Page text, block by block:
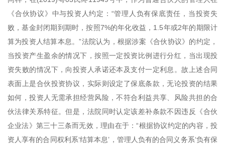
《合伙协议》中与投资人约定：“管理人负有保底责任，当投资失
败，基金封闭期到期时，按照7%的年化收益，1.5年或2年的期限计
算为投资人结算本息。”法院认为，根据涉案《合伙协议》的约定，
当投资产生盈余的情况下，按照一定投资比例进行分红，当出现投
资失败的情况下，向投资人承诺还本及支付一定利息。故上述合同
表面上是合伙投资协议，实际则设定了保底条款，无论投资的结果
如何，投资人无需承担经营风险，不符合利益共享、风险共担的合
伙法律关系特征。但是，法院同时认定该差补条款不因违反《合伙
企业法》第三十三条而无效，理由在于：“根据协议约定的内容，投
资人享有的合同权利系‘结算本息’，管理人负有的合同义务系‘负有保